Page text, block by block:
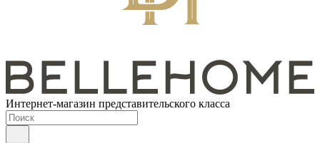
Интернет-магазин представительского класса